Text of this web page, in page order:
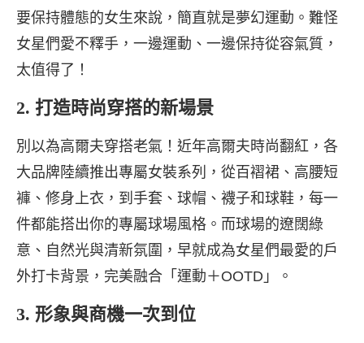
要保持體態的女生來說，簡直就是夢幻運動。難怪
女星們愛不釋手，一邊運動、一邊保持從容氣質，
太值得了！
2. 打造時尚穿搭的新場景
別以為高爾夫穿搭老氣！近年高爾夫時尚翻紅，各
大品牌陸續推出專屬女裝系列，從百褶裙、高腰短
褲、修身上衣，到手套、球帽、襪子和球鞋，每一
件都能搭出你的專屬球場風格。而球場的遼闊綠
意、自然光與清新氛圍，早就成為女星們最愛的戶
外打卡背景，完美融合「運動＋OOTD」。
3. 形象與商機一次到位